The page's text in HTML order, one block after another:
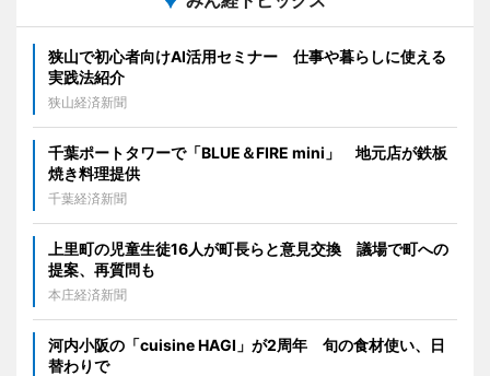
狭山で初心者向けAI活用セミナー 仕事や暮らしに使える
実践法紹介
狭山経済新聞
千葉ポートタワーで「BLUE＆FIRE mini」 地元店が鉄板
焼き料理提供
千葉経済新聞
上里町の児童生徒16人が町長らと意見交換 議場で町への
提案、再質問も
本庄経済新聞
河内小阪の「cuisine HAGI」が2周年 旬の食材使い、日
替わりで